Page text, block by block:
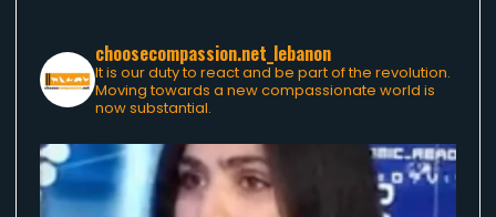
choosecompassion.net_lebanon
It is our duty to react and be part of the revolution.
Moving towards a new compassionate world is
now substantial.